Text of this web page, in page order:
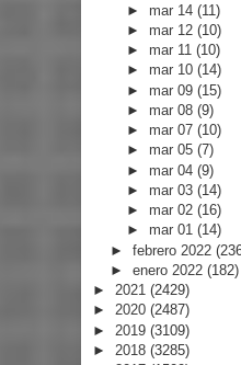
► mar 14(11)
► mar 12(10)
► mar 11(10)
► mar 10(14)
► mar 09(15)
► mar 08(9)
► mar 07(10)
► mar 05(7)
► mar 04(9)
► mar 03(14)
► mar 02(16)
► mar 01(14)
► febrero 2022
► enero 2022 (182)
► 2021 (2429)
► 2020 (2487)
► 2019 (3109)
► 2018 (3285)